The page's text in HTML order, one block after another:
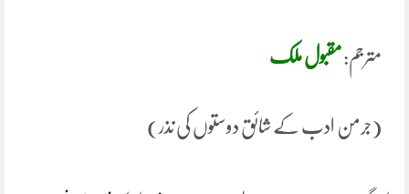
مترجم: مقبول ملک
(جرمن ادب کے شائق دوستوں کی نذر)